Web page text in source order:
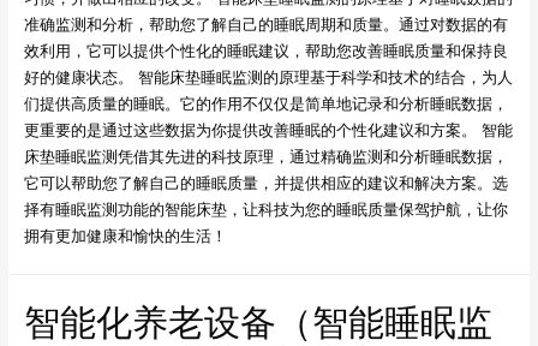
准确监测和分析，帮助您了解自己的睡眠周期和质量。通过对数据的有
效利用，它可以提供个性化的睡眠建议，帮助您改善睡眠质量和保持良
好的健康状态。 智能床垫睡眠监测的原理基于科学和技术的结合，为人
们提供高质量的睡眠。它的作用不仅仅是简单地记录和分析睡眠数据，
更重要的是通过这些数据为你提供改善睡眠的个性化建议和方案。 智能
床垫睡眠监测凭借其先进的科技原理，通过精确监测和分析睡眠数据，
它可以帮助您了解自己的睡眠质量，并提供相应的建议和解决方案。选
择有睡眠监测功能的智能床垫，让科技为您的睡眠质量保驾护航，让你
拥有更加健康和愉快的生活！
智能化养老设备（智能睡眠监